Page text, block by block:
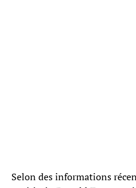
Selon des informations